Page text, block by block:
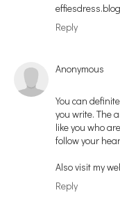
Reply
Anonymous
You can
you write. The
like you who
follow your
Also visit my
Reply